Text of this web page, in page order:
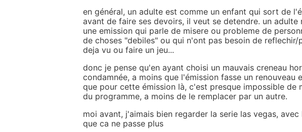
en général, un adulte est comme un enfant qui sort de
avant de faire ses devoirs, il veut se detendre. un adulte
une emission qui parle de misere ou probleme de
de choses "debiles" ou qui n'ont pas besoin de reflechir/
deja vu ou faire un jeu...
donc je pense qu'en ayant choisi un mauvais creneau
condamnée, a moins que l'émission fasse un renouveau
que pour cette émission là, c'est presque impossible de
du programme, a moins de le remplacer par un autre.
moi avant, j'aimais bien regarder la serie las vegas,
que ca ne passe plus